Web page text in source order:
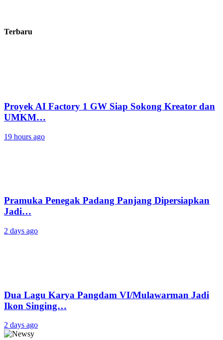
Terbaru
Proyek AI Factory 1 GW Siap Sokong Kreator dan
UMKM…
19 hours ago
Pramuka Penegak Padang Panjang Dipersiapkan
Jadi…
2 days ago
Dua Lagu Karya Pangdam VI/Mulawarman Jadi
Ikon Singing…
2 days ago